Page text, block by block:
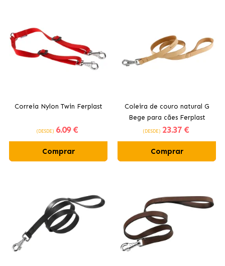
Correia Nylon Twin Ferplast
(DESDE) 6.09 €
Comprar
Coleira de couro natural G
Bege para cães Ferplast
(DESDE) 23.37 €
Comprar